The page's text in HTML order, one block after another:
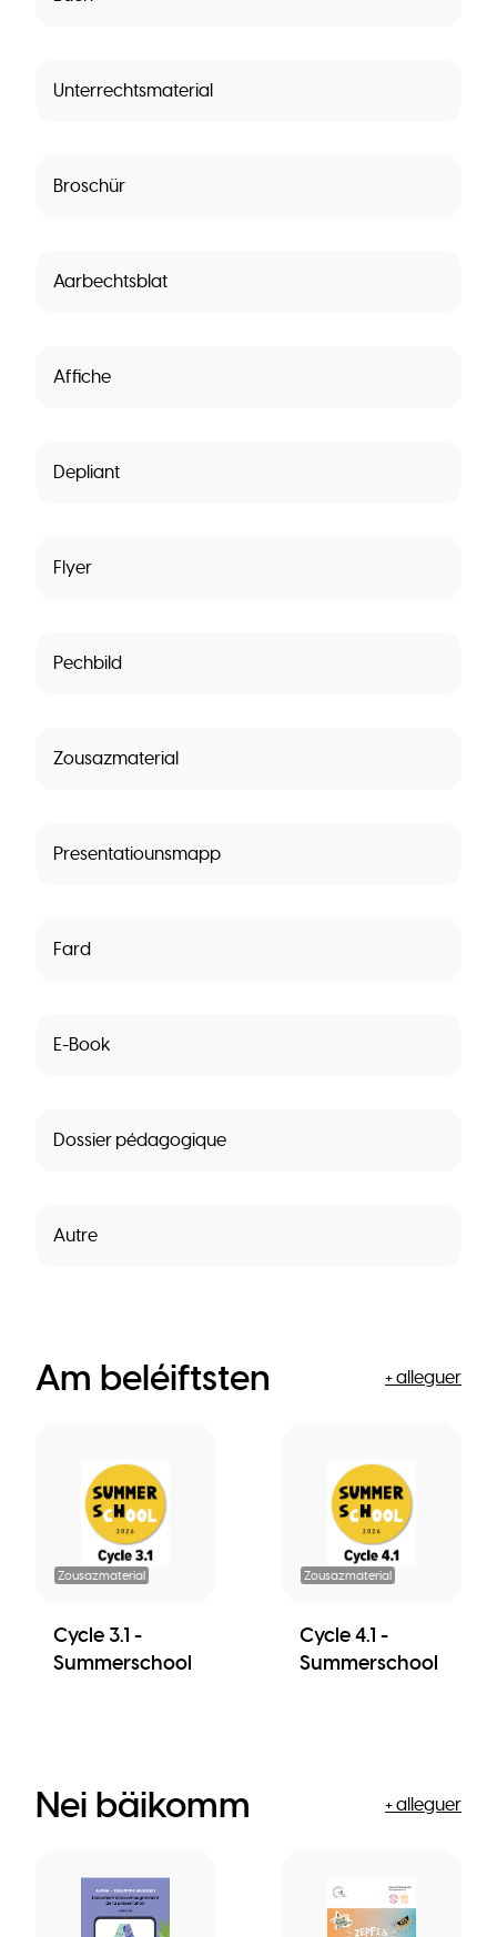
Unterrechtsmaterial
Broschür
Aarbechtsblat
Affiche
Depliant
Flyer
Pechbild
Zousazmaterial
Presentatiounsmapp
Fard
E-Book
Dossier pédagogique
Autre
Am beléiftsten
Zousazmaterial
Cycle 3.1 -
Summerschool
Zousazmaterial
Cycle 4.1 -
Summerschool
+ alleguer
Nei bäikomm + alleguer